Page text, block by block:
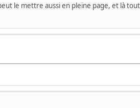
le mettre aussi en pleine page, et là